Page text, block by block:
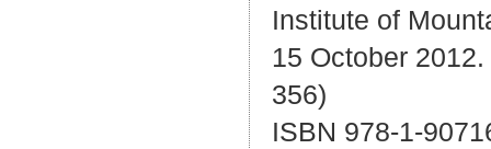
Institute of
15 October
356)
ISBN 978-1-